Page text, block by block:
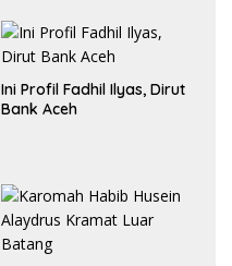
Ini Profil Fadhil Ilyas, Dirut
Bank Aceh